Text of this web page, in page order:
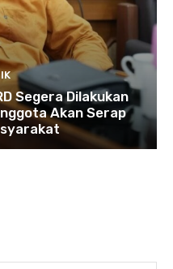
Segera Dilakukan
Akan Serap